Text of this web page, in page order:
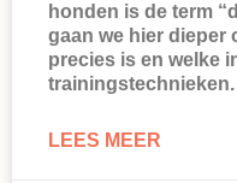
honden is de term
gaan we hier dieper
precies is en welke
trainingstechnieken.
LEES MEER